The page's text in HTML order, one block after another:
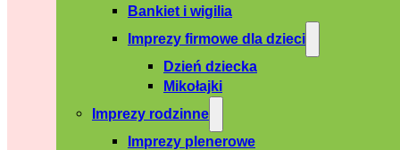
Bankiet i wigilia
Imprezy firmowe dla dzieci
Dzień dziecka
Mikołajki
Imprezy rodzinne
Imprezy plenerowe